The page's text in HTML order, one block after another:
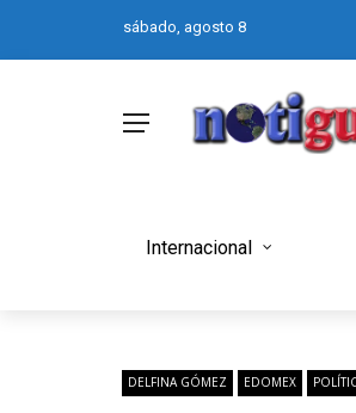
sábado, agosto 8
Internacional
DELFINA GÓMEZ EDOMEX